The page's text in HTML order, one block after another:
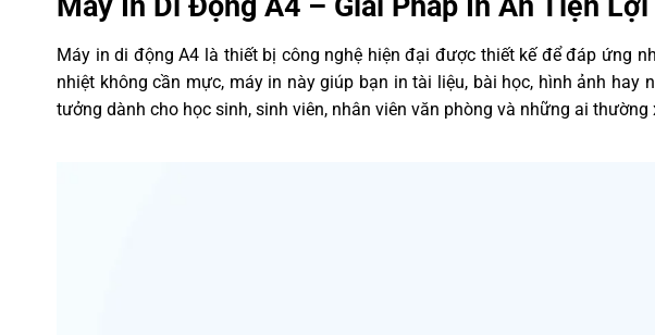
Màu sắc
Đen, trắng (tùy chọn)
Máy in di động A4 là thiết bị công nghệ hiện đại được thiết kế để đáp ứng
nhiệt không cần mực, máy in này giúp bạn in tài liệu, bài học, hình ảnh
tưởng dành cho học sinh, sinh viên, nhân viên văn phòng và những ai